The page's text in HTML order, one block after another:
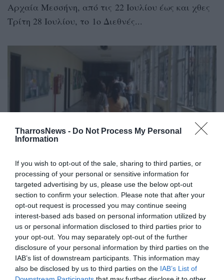
TharrosNews - Do Not Process My Personal
Information
If you wish to opt-out of the sale, sharing to third parties, or
processing of your personal or sensitive information for
targeted advertising by us, please use the below opt-out
section to confirm your selection. Please note that after your
opt-out request is processed you may continue seeing
interest-based ads based on personal information utilized by
us or personal information disclosed to third parties prior to
your opt-out. You may separately opt-out of the further
disclosure of your personal information by third parties on the
IAB’s list of downstream participants. This information may
also be disclosed by us to third parties on the IAB’s List of
Αρχαία Μεσσήνη, από τις 22 Ιουλίου έως και χθες
Τρίτη 28 Ιουλίου, το 1ο Διεθνές...
Τουρίστες ή φοιτητές;
29/07/2026 15:01
Ο τουρίστας αξίζει περισσότερο από τον φοιτητή;
Με αυτό το ξεκάθαρο ερώτημα έθεσε το πρόβλημα
της “εκδίωξης” των...